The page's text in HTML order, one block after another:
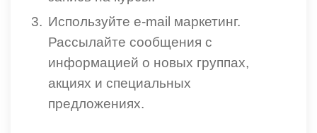
Используйте e-mail маркетинг.
Рассылайте сообщения с
информацией о новых группах,
акциях и специальных
предложениях.